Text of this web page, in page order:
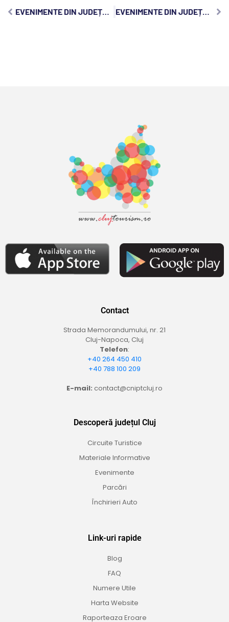
EVENIMENTE DIN JUDEȚUL CLUJ, JOI, 28 AUGUST 2025: EVENIMENTE DIN JUDEȚUL CLUJ, SÂMBĂTĂ, 30 AUGUST 2025:
Contact
Strada Memorandumului, nr. 21
Cluj-Napoca, Cluj
Telefon:
+40 264 450 410
+40 788 100 209
E-mail: contact@cniptcluj.ro
Descoperă județul Cluj
Circuite Turistice
Materiale Informative
Evenimente
Parcări
Închirieri Auto
Link-uri rapide
Blog
FAQ
Numere Utile
Harta Website
Raporteaza Eroare